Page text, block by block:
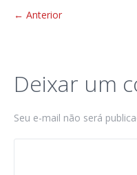
← Anterior
Deixar um
Seu e-mail não será